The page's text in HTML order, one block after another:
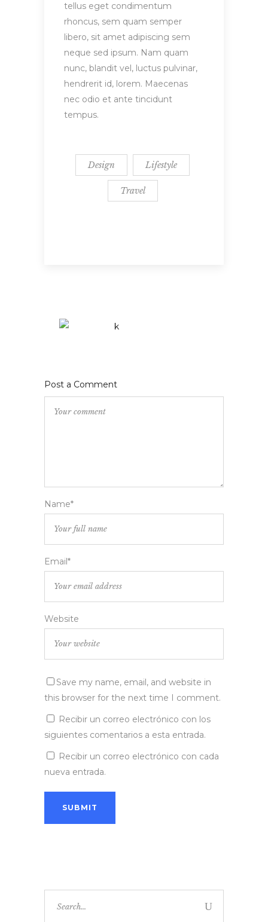
tellus eget condimentum
rhoncus, sem quam semper
libero, sit amet adipiscing sem
neque sed ipsum. Nam quam
nunc, blandit vel, luctus pulvinar,
hendrerit id, lorem. Maecenas
nec odio et ante tincidunt
tempus.
Design Lifestyle
Travel
Post a Comment
Name*
Email*
Website
Save my name, email, and website in
this browser for the next time I comment.
Recibir un correo electrónico con los
siguientes comentarios a esta entrada.
Recibir un correo electrónico con cada
nueva entrada.